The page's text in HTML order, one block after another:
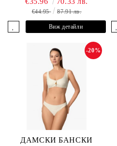
ANDRE
€44.95 87.91 лв.
Виж детайли
ДАМСКИ БАНСКИ
-20%